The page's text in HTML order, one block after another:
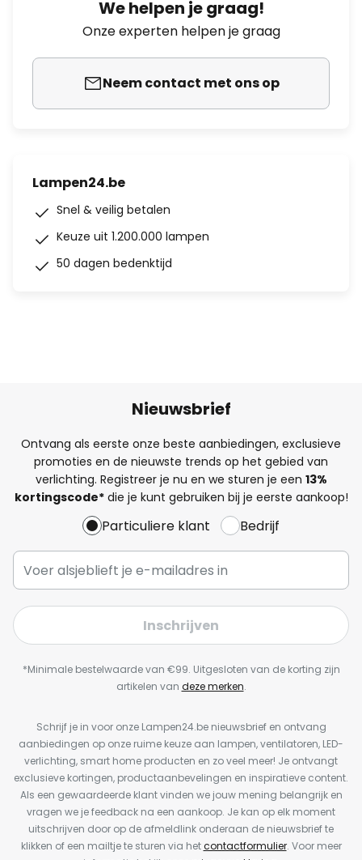
We helpen je graag!
Onze experten helpen je graag
Neem contact met ons op
Lampen24.be
Snel & veilig betalen
Keuze uit 1.200.000 lampen
50 dagen bedenktijd
Nieuwsbrief
Ontvang als eerste onze beste aanbiedingen, exclusieve
promoties en de nieuwste trends op het gebied van
verlichting. Registreer je nu en we sturen je een 13%
kortingscode*die je kunt gebruiken bij je eerste aankoop!
Particuliere klant Bedrijf
Inschrijven
*Minimale bestelwaarde van €99. Uitgesloten van de korting zijn
artikelen van deze merken.
Schrijf je in voor onze Lampen24.be nieuwsbrief en ontvang
aanbiedingen op onze ruime keuze aan lampen, ventilatoren, LED-
verlichting, smart home producten en zo veel meer! Je ontvangt
exclusieve kortingen, productaanbevelingen en inspiratieve content.
Als een gewaardeerde klant vinden we jouw mening belangrijk en
vragen we je feedback na een aankoop. Je kan op elk moment
uitschrijven door op de afmeldlink onderaan de nieuwsbrief te
klikken of een mailtje te sturen via hetcontactformulier. Voor meer